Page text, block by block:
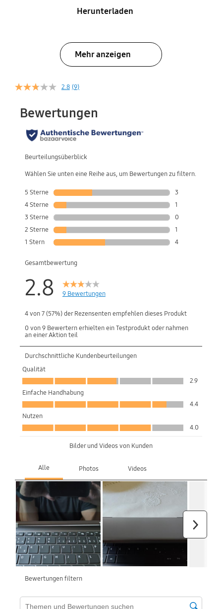
Herunterladen
Mehr anzeigen
2.8 (9)